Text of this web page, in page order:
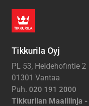
Tikkurila Oyj
PL 53, Heidehofintie 2
01301 Vantaa
Puh. 020 191 2000
Tikkurilan Maalilinja -